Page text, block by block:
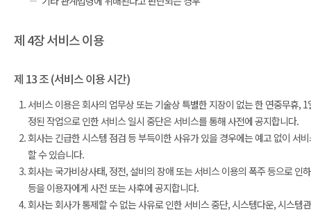
제 4장 서비스 이용
제 13 조 (서비스 이용 시간)
서비스 이용은 회사의 업무상 또는 기술상 특별한 지장이 없는 한 연중무휴,
정된 작업으로 인한 서비스 일시 중단은 서비스를 통해 사전에 공지합니다.
회사는 긴급한 시스템 점검 등 부득이한 사유가 있을 경우에는 예고 없이 서
할 수 있습니다.
회사는 국가비상사태, 정전, 설비의 장애 또는 서비스 이용의 폭주 등으로
등을 이용자에게 사전 또는 사후에 공지합니다.
회사는 회사가 통제할 수 없는 사유로 인한 서비스 중단, 시스템다운, 시스